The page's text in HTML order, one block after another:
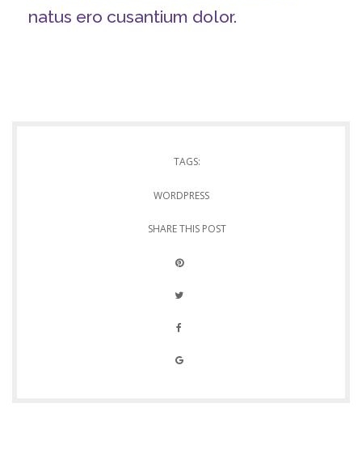
natus ero cusantium dolor.
TAGS:
WORDPRESS
SHARE THIS POST